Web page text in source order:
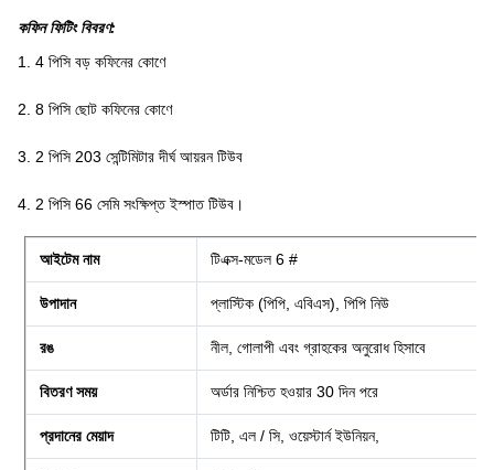
কফিন ফিটিং বিবরণ:
1. 4 পিসি বড় কফিনের কোণে
2. 8 পিসি ছোট কফিনের কোণে
3. 2 পিসি 203 সেন্টিমিটার দীর্ঘ আয়রন টিউব
4. 2 পিসি 66 সেমি সংক্ষিপ্ত ইস্পাত টিউব।
আইটেম নাম টিএক্স-মডেল 6 #
উপাদান প্লাস্টিক (পিপি, এবিএস), পিপি নিউ
রঙ নীল, গোলাপী এবং গ্রাহকের অনুরোধ হিসাবে
বিতরণ সময় অর্ডার নিশ্চিত হওয়ার 30 দিন পরে
প্রদানের মেয়াদ টিটি, এল / সি, ওয়েস্টার্ন ইউনিয়ন,